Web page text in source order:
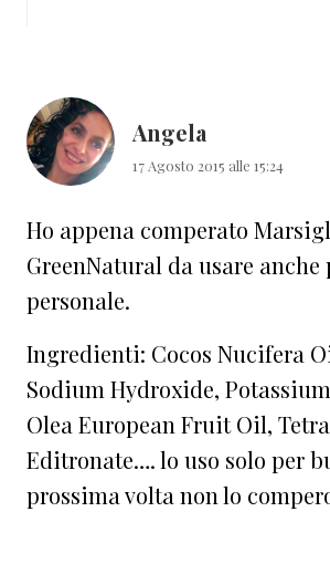
Angela
17 Agosto 2015 alle 15:24
Ho appena comperato
GreenNatural da usare
personale.
Ingredienti: Cocos Nucifera
Sodium Hydroxide,
Olea European Fruit Oil,
Editronate…. lo uso solo per
prossima volta non lo